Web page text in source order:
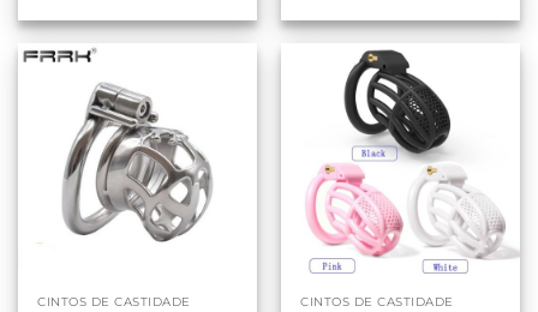
preço:
R$101,90
preço:
CINTOS DE CASTIDADE CINTOS DE CASTIDADE